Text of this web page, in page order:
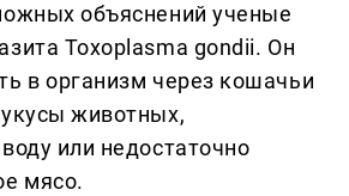
объяснений ученые
Toxoplasma gondii. Он
в организм через кошачьи
животных,
или недостаточно
мясо.